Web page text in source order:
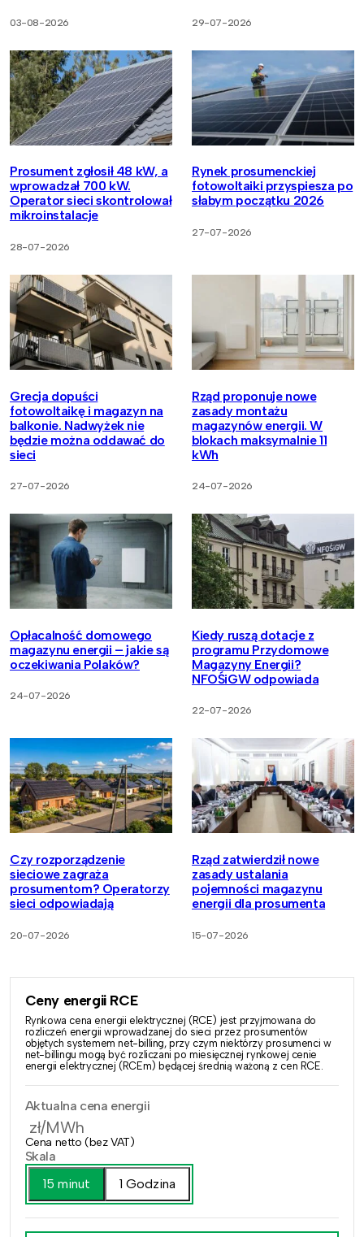
03-08-2026 29-07-2026
Prosument zgłosił 48 kW, a
wprowadzał 700 kW.
Operator sieci skontrolował
mikroinstalacje
28-07-2026
Rynek prosumenckiej
fotowoltaiki przyspiesza po
słabym początku 2026
27-07-2026
Grecja dopuści
fotowoltaikę i magazyn na
balkonie. Nadwyżek nie
będzie można oddawać do
sieci
27-07-2026
Rząd proponuje nowe
zasady montażu
magazynów energii. W
blokach maksymalnie 11
kWh
24-07-2026
Opłacalność domowego
magazynu energii – jakie są
oczekiwania Polaków?
24-07-2026
Kiedy ruszą dotacje z
programu Przydomowe
Magazyny Energii?
NFOŚiGW odpowiada
22-07-2026
Czy rozporządzenie
sieciowe zagraża
prosumentom? Operatorzy
sieci odpowiadają
20-07-2026
Rząd zatwierdził nowe
zasady ustalania
pojemności magazynu
energii dla prosumenta
15-07-2026
Ceny energii RCE
Rynkowa cena energii elektrycznej (RCE) jest przyjmowana do
rozliczeń energii wprowadzanej do sieci przez prosumentów
objętych systemem net-billing, przy czym niektórzy prosumenci w
net-billingu mogą być rozliczani po miesięcznej rynkowej cenie
energii elektrycznej (RCEm) będącej średnią ważoną z cen RCE.
Aktualna cena energii
zł/MWh
Cena netto (bez VAT)
Skala
15 minut
1 Godzina